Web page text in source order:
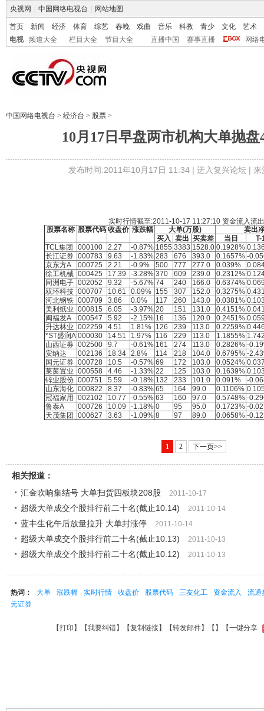
央视网 中国网络电视台 网站地图
首页 新闻 经济 体育 综艺 春晚 戏曲 音乐 科教 青少 文化
艺术
电视
频道大全 栏目大全 节目大全 直播中国 赛事直播 网络
中国网络电视台 > 经济台 > 股票 >
10月17日早盘两市机构大单抛盘
发布时间:2011年10月17日 11:34 | 进入复兴论坛| 来
实时行情截至:2011-10-17 11:27:10 资金流入流
股票名称 股票代码 收盘价 涨跌幅 大单(万股)
卖出
买入 卖出 买卖差 当日
T-
TCL集团
000100 2.27 -0.87% 1855 3383 1528.0 0.1928%
长江证券 000783 9.63 -1.83% 283 676 393.0 0.1657% -
京东方A
000725 2.21 -0.9% 500 777 277.0 0.039%
徐工机械 000425 17.39 -3.28% 370 609 239.0 0.2312%
同洲电子 002052 9.32 -5.67% 74 240 166.0 0.6374%
双环科技 000707 10.61 0.09% 155 307 152.0 0.3275%
河北钢铁 000709 3.86 0.0% 117 260 143.0 0.0381%
美利纸业 000815 6.05 -3.97% 20 151 131.0 0.4151%
闽福发A
000547 5.92 -2.15% 16 136 120.0 0.2451%
升达林业 002259 4.51 1.81% 126 239 113.0 0.2259%
*ST盛润A 000030 14.51 1.97% 116 229 113.0 1.1855%
山西证券 002500 9.7 -0.61% 161 274 113.0 0.2826% -
安纳达
002136 18.34 2.8% 114 218 104.0 0.6795% -
国元证券 000728 10.5 -0.57% 69 172 103.0 0.0524%
莱茵置业 000558 4.46 -1.33% 22 125 103.0 0.1639%
锌业股份 000751 5.59 -0.18% 132 233 101.0 0.091%
-
山东海化 000822 8.37 -0.83% 65 164 99.0 0.1106%
冠福家用
002102 10.77 -0.55% 63 160 97.0 0.5748% -
鲁泰A
000726 10.09 -1.18% 0 95 95.0 0.1723% -
天茂集团
000627 3.63 -1.09% 8 97 89.0 0.0658% -
1 2 下一页>>
相关报道：
汇金吹响集结号 大单扫货四板块208股
2011-10-17
超级大单成交个股排行前二十名(截止10.14) 2011-10-14
蓝丰生化午后放量拉升 大单封涨停 2011-10-14
超级大单成交个股排行前二十名(截止10.13) 2011-10-13
超级大单成交个股排行前二十名(截止10.12) 2011-10-13
热词： 大单 涨跌幅 实时行情 收盘价 股票代码 三友化工 资金流入
流通
元证券
【打印 】【我要纠错】【复制链接】【转发邮件】【 】 【一键分享